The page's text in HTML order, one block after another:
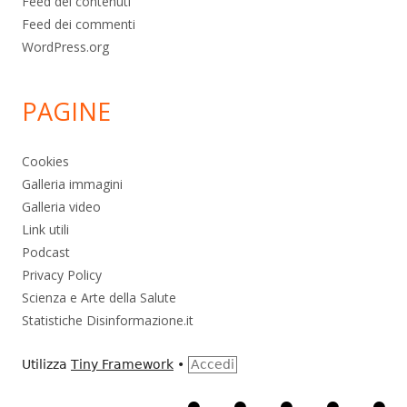
Feed dei commenti
WordPress.org
PAGINE
Cookies
Galleria immagini
Galleria video
Link utili
Podcast
Privacy Policy
Scienza e Arte della Salute
Statistiche Disinformazione.it
Utilizza Tiny Framework • Accedi
Home Alimentazione
AmbienteBambini